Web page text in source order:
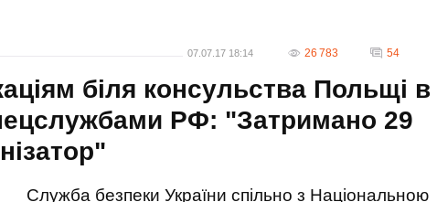
07.07.17 18:14 26 783 54
біля консульства Польщі в
РФ: "Затримано 29
Служба безпеки України спільно з Національною